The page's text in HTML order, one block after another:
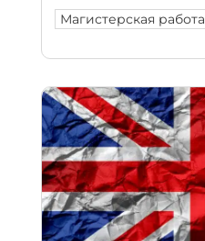
Магистерская работа